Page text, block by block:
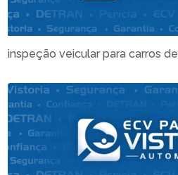
inspeção veicular para carros